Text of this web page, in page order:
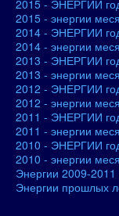
2015 - ЭНЕРГИИ
2015 - энергии
2014 - ЭНЕРГИИ
2014 - энергии
2013 - ЭНЕРГИИ
2013 - энергии
2012 - ЭНЕРГИИ
2012 - энергии
2011 - ЭНЕРГИИ
2011 - энергии
2010 - ЭНЕРГИИ
2010 - энергии
Энергии 2009-2011
Энергии прошлых